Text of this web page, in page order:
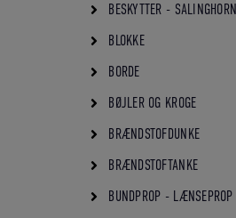
BESKYTTER - SALINGHORN
BLOKKE
BORDE
BØJLER OG KROGE
BRÆNDSTOFDUNKE
BRÆNDSTOFTANKE
BUNDPROP - LÆNSEPROP